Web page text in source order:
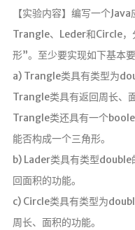
【实验内容】编写一个
Trangle、Leder和Circle，
形”。至少要实现如下基本要
a) Trangle类具有类型为
Trangle类具有返回周长、
Trangle类还具有一个
能否构成一个三角形。
b) Lader类具有类型double
回面积的功能。
c) Circle类具有类型为
周长、面积的功能。
前端学习
实验
Java实验
随笔
其它